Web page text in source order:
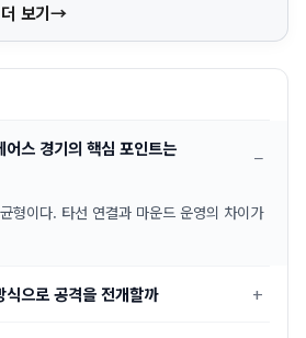
보기
스 경기의 핵심 포인트는
형이다. 타선 연결과 마운드 운영의 차이가
으로 공격을 전개할까